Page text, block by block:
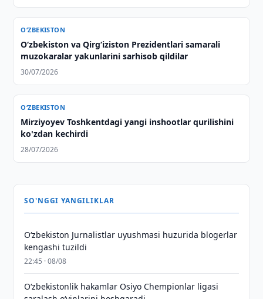
O‘ZBEKISTON
Oʻzbekiston va Qirgʻiziston Prezidentlari samarali
muzokaralar yakunlarini sarhisob qildilar
30/07/2026
O‘ZBEKISTON
Mirziyoyev Toshkentdagi yangi inshootlar qurilishini
ko'zdan kechirdi
28/07/2026
SO'NGGI YANGILIKLAR
O‘zbekiston Jurnalistlar uyushmasi huzurida blogerlar
kengashi tuzildi
22:45 · 08/08
O‘zbekistonlik hakamlar Osiyo Chempionlar ligasi